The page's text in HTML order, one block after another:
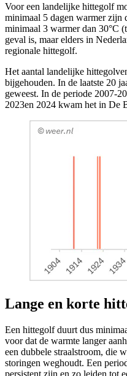
Voor een landelijke hittegolf
minimaal 5 dagen warmer zijn
minimaal 3 warmer dan 30°C
geval is, maar elders in
regionale hittegolf.
Het aantal landelijke
bijgehouden. In de laatste 20
geweest. In de periode 2007-
2023en 2024 kwam het in De
Lange en korte
Een hittegolf duurt dus
voor dat de warmte langer
een dubbele straalstroom, die
storingen weghoudt. Een
persistent zijn en zo leiden tot